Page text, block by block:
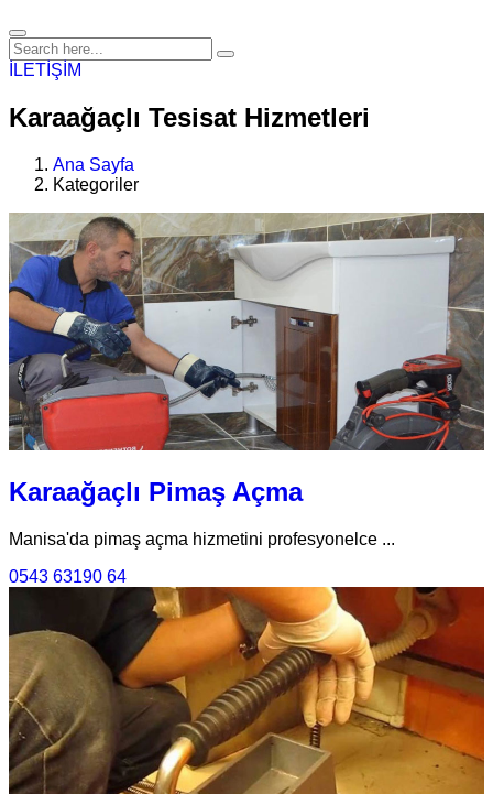
İLETİŞİM
Karaağaçlı Tesisat Hizmetleri
Ana Sayfa
Kategoriler
Karaağaçlı Pimaş Açma
Manisa'da pimaş açma hizmetini profesyonelce ...
0543 63190 64